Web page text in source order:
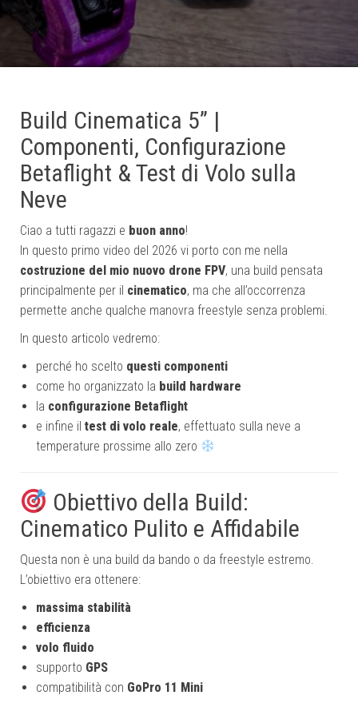
Build Cinematica 5” |
Componenti, Configurazione
Betaflight & Test di Volo sulla
Neve
Ciao a tutti ragazzi e buon anno!
In questo primo video del 2026 vi porto con me nella
costruzione del mio nuovo drone FPV, una build pensata
principalmente per il cinematico, ma che all’occorrenza
permette anche qualche manovra freestyle senza problemi.
In questo articolo vedremo:
perché ho scelto questi componenti
come ho organizzato la build hardware
la configurazione Betaflight
e infine il test di volo reale, effettuato sulla neve a
temperature prossime allo zero
Obiettivo della Build:
Cinematico Pulito e Affidabile
Questa non è una build da bando o da freestyle estremo.
L’obiettivo era ottenere:
massima stabilità
efficienza
volo fluido
supporto GPS
compatibilità con GoPro 11 Mini